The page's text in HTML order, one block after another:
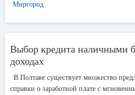
Миргород
Выбор кредита наличными
доходах
В Полтаве существует множество
справки о заработной плате с